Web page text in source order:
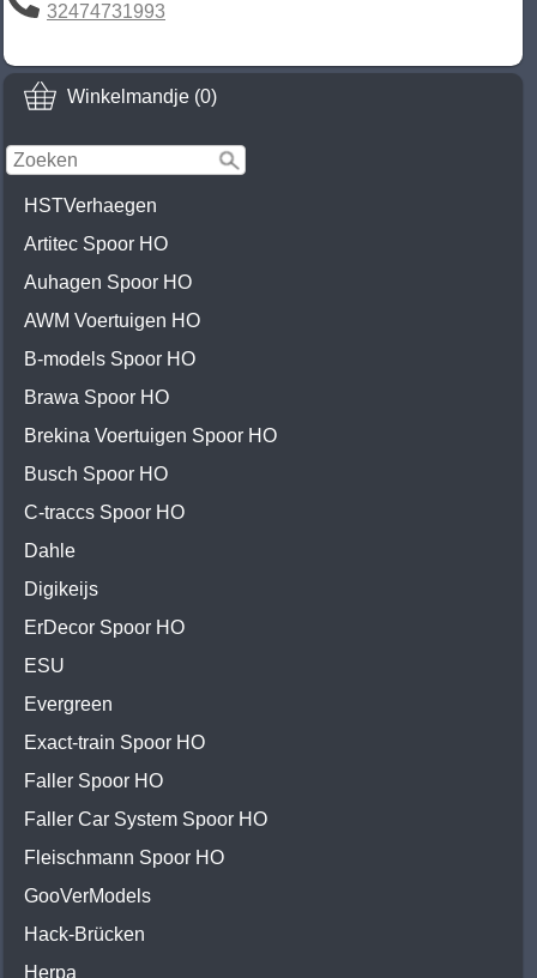
Winkelmandje (0)
HSTVerhaegen
Artitec Spoor HO
Auhagen Spoor HO
AWM Voertuigen HO
B-models Spoor HO
Brawa Spoor HO
Brekina Voertuigen Spoor HO
Busch Spoor HO
C-traccs Spoor HO
Dahle
Digikeijs
ErDecor Spoor HO
ESU
Evergreen
Exact-train Spoor HO
Faller Spoor HO
Faller Car System Spoor HO
Fleischmann Spoor HO
GooVerModels
Hack-Brücken
Herpa
32474731993